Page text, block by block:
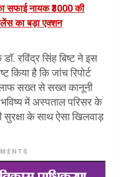
सफाई नायक ₹3000 की
का बड़ा एक्शन
रविंद्र सिंह बिष्ट ने इस
है कि जांच रिपोर्ट
सख्त से सख्त कानूनी
भविष्य में अस्पताल परिसर के
के साथ ऐसा खिलवाड़